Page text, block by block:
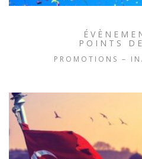
POINTS
PROMOTIONS –